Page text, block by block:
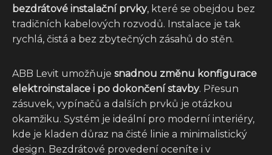
bezdrátové instalační prvky, které se obejdou bez
tradičních kabelových rozvodů. Instalace je tak
rychlá, čistá a bez zbytečných zásahů do stěn.
ABB Levit umožňuje snadnou změnu konfigurace
elektroinstalace i po dokončení stavby. Přesun
zásuvek, vypínačů a dalších prvků je otázkou
okamžiku. Systém je ideální pro moderní interiéry,
kde je kladen důraz na čisté linie a minimalistický
design. Bezdrátové provedení oceníte i v